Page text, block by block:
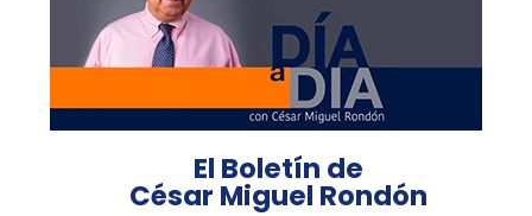
El Boletín de
César Miguel Rondón